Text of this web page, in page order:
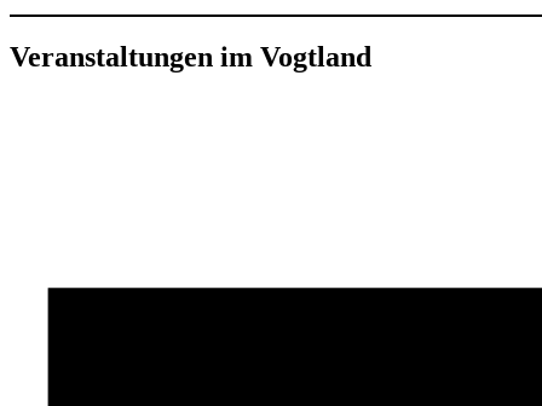
Veranstaltungen im Vogtland